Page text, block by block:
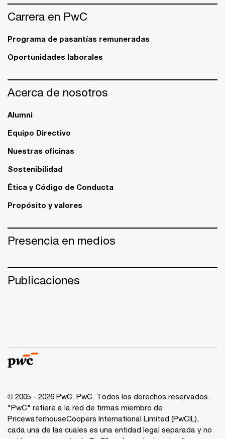
Carrera en PwC
Programa de pasantías remuneradas
Oportunidades laborales
Acerca de nosotros
Alumni
Equipo Directivo
Nuestras oficinas
Sostenibilidad
Ética y Código de Conducta
Propósito y valores
Presencia en medios
Publicaciones
© 2005 - 2026 PwC. PwC. Todos los derechos reservados.
"PwC" refiere a la red de firmas miembro de
PricewaterhouseCoopers International Limited (PwCIL),
cada una de las cuales es una entidad legal separada y no